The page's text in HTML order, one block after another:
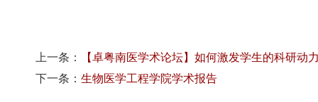
上一条：
【卓粤南医学术论坛】如何激发学生的科研动
下一条： 生物医学工程学院学术报告